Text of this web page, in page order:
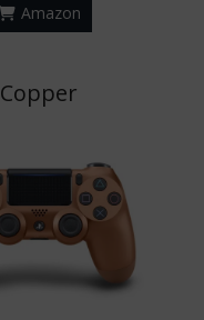
Amazon
Copper